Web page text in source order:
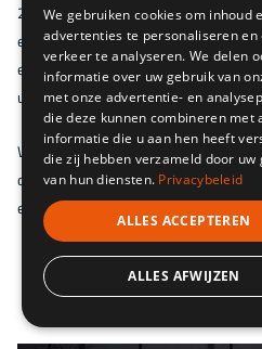
24h van Le Mans, waarbij ze
een volledig elektrische raceauto.
eerste volledig elektrische raceauto
uur van Le Mans.
Wij willen hier graag aan
duurzaam poedercoatsysteem
en
Facebook/Linkedinin de gaten
Klik op een afbeelding
We gebruiken cookies om inhoud
advertenties te personaliseren en
verkeer te analyseren. We delen
informatie over uw gebruik van
met onze advertentie- en
die deze kunnen combineren met
informatie die u aan hen heeft
die zij hebben verzameld door uw
van hun diensten. Privacybeleid
ALLES ACCEPTEREN
ALLES AFWIJZEN